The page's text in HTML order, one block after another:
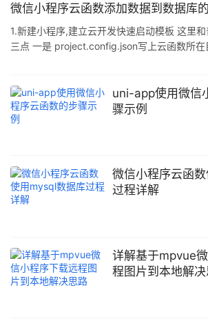
在cloudfunctions文件夹下会包含3个云函数文
数下的文件手工拷进去 注:下载的SDK是一个
微信小程序云函数添加数据到数据库
1.新建小程序,建立云开发快速启动模板 这里
三点 一是 project.config.json写上云函数所在
function () { if (!wx.cloud) { console.error('请
基础
uni-app使用微信
骤示例
微信小程序云函
过程详解
详解基于mpvue
程图片到本地解